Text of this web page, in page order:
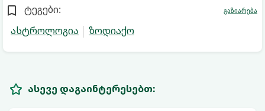
ტეგები:
ასტროლოგია
ზოდიაქო
გაზიარება
ასევე დაგაინტერესებთ: